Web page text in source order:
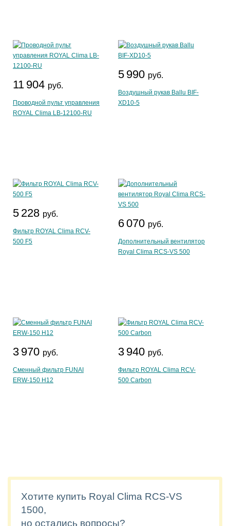
11 904 руб.
Проводной пульт управления
ROYAL Clima LB-12100-RU
5 990 руб.
Воздушный рукав Ballu BIF-
XD10-5
5 228 руб.
Фильтр ROYAL Clima RCV-
500 F5
6 070 руб.
Дополнительный вентилятор
Royal Clima RCS-VS 500
3 970 руб.
Сменный фильтр FUNAI
ERW-150 H12
3 940 руб.
Фильтр ROYAL Clima RCV-
500 Carbon
Хотите купить Royal Clima RCS-VS
1500,
но остались вопросы?